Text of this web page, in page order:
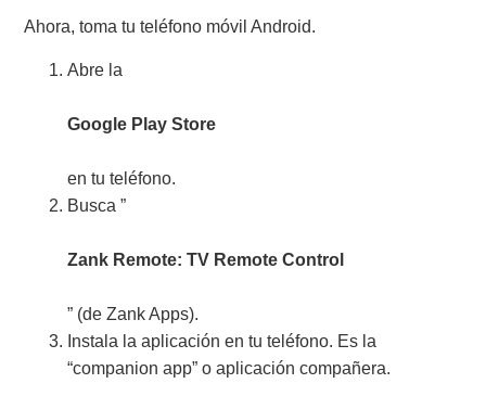
Ahora, toma tu teléfono móvil Android.
Abre la
Google Play Store
en tu teléfono.
Busca ”
Zank Remote: TV Remote Control
” (de Zank Apps).
Instala la aplicación en tu teléfono. Es la
“companion app” o aplicación compañera.